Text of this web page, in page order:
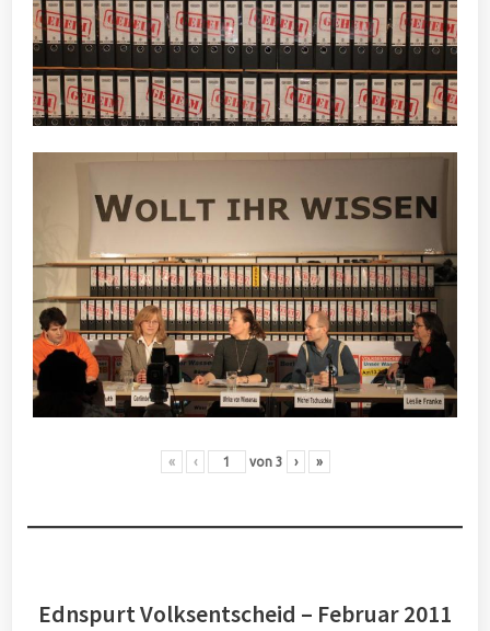
« ‹ von 3 › »
Ednspurt Volksentscheid – Februar 2011